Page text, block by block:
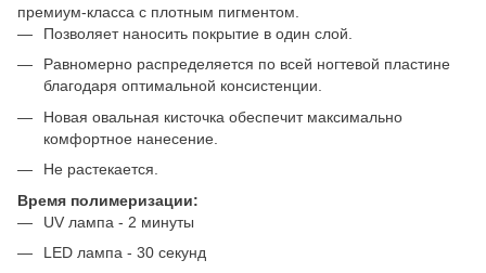
премиум-класса с плотным пигментом.
Позволяет наносить покрытие в один слой.
Равномерно распределяется по всей ногтевой пластине
благодаря оптимальной консистенции.
Новая овальная кисточка обеспечит максимально
комфортное нанесение.
Не растекается.
Время полимеризации:
UV лампа - 2 минуты
LED лампа - 30 секунд